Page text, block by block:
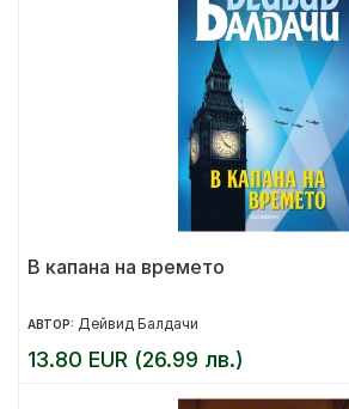
В капана на времето
АВТОР: Дейвид Балдачи
13.80 EUR (26.99 лв.)